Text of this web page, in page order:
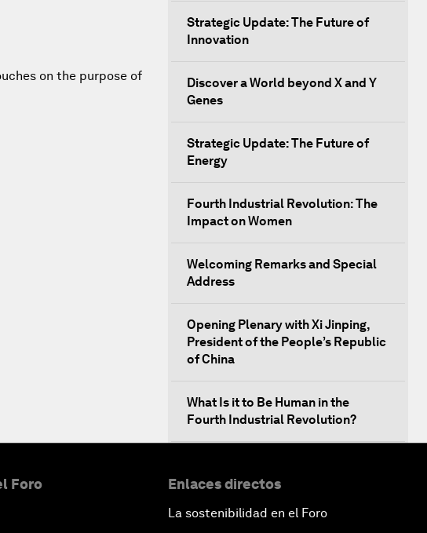
on the purpose of
Strategic Update: The Future of
Innovation
Discover a World beyond X and Y
Genes
Strategic Update: The Future of
Energy
Fourth Industrial Revolution: The
Impact on Women
Welcoming Remarks and Special
Address
Opening Plenary with Xi Jinping,
President of the People’s Republic
of China
What Is it to Be Human in the
Fourth Industrial Revolution?
Damon and Gary White
Foro Enlaces directos
La sostenibilidad en el Foro